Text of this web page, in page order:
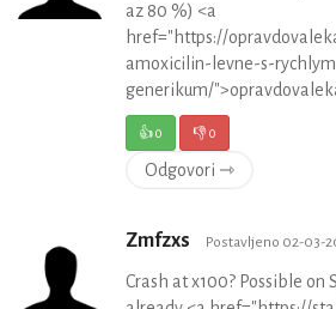
az 80 %) <a
href="https://
amoxicilin-levne-s-
generikum/
👍0 👎0
Odgovori ⇾
Zmfzxs Postavljeno 02-03-
Crash at x100? Possible on